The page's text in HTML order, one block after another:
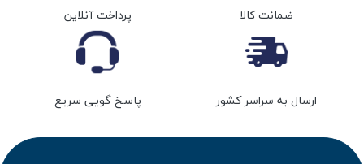
ضمانت کالا پرداخت آنلاین
ارسال به سراسر کشور پاسخ گویی سریع